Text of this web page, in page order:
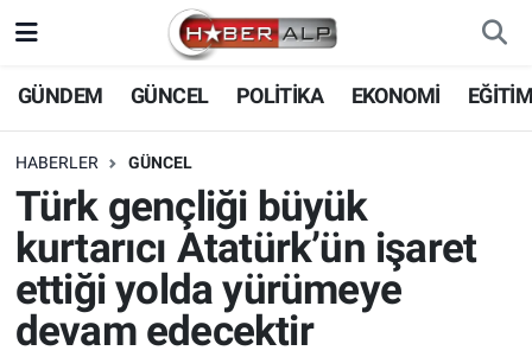
GÜNDEM GÜNCEL POLİTİKA EKONOMİ
HABERLER GÜNCEL
Türk gençliği büyük
kurtarıcı Atatürk’ün işaret
ettiği yolda yürümeye
devam edecektir
Nöbetçi Eczaneler
Hava Durumu
Trafik Durumu
Süper Lig Puan Durumu ve Fikstür
Tüm Manşetler